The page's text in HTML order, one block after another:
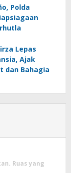
Polda
Lepas
Ajak
dan Bahagia
Ruas yang